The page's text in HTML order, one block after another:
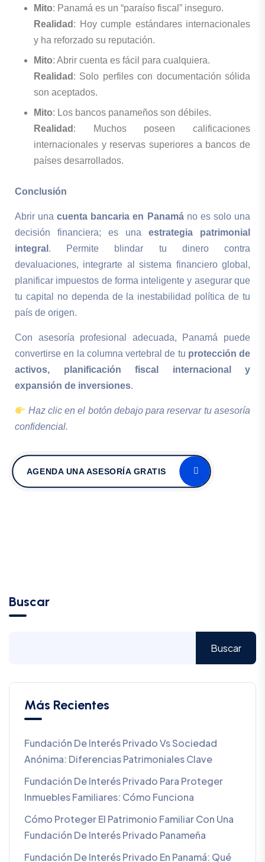
Mito: Panamá es un “paraíso fiscal” inseguro.
Realidad : Hoy cumple estándares internacionales
y ha reforzado su reputación.
Mito: Abrir cuenta es fácil para cualquiera.
Realidad : Solo perfiles con documentación sólida
son aceptados.
Mito: Los bancos panameños son débiles.
Realidad : Muchos poseen calificaciones
internacionales y reservas superiores a bancos de
países desarrollados.
Conclusión
Abrir unacuenta bancaria en Panamáno es solo una
decisión financiera; es una estrategia patrimonial
integral . Permite blindar tu dinero contra
devaluaciones, integrarte al sistema financiero global,
planificar impuestos de forma inteligente y asegurar que
tu capital no dependa de la inestabilidad política de tu
país de origen.
Con asesoría profesional adecuada, Panamá puede
convertirse en la columna vertebral de tu protección de
activos, planificación fiscal internacional y
expansión de inversiones.
Haz clic en el botón debajo para reservar tu asesoría
confidencial.
AGENDA UNA ASESORÍA GRATIS
Buscar
Buscar
Más Recientes
Fundación De Interés Privado Vs Sociedad
Anónima: Diferencias Patrimoniales Clave
Fundación De Interés Privado Para Proteger
Inmuebles Familiares: Cómo Funciona
Cómo Proteger El Patrimonio Familiar Con Una
Fundación De Interés Privado Panameña
Fundación De Interés Privado En Panamá: Qué